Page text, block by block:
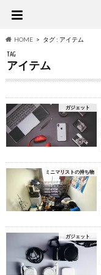
HOME タグ : アイテム
TAG
アイテム
ガジェット
ミニマリストの持ち物
ガジェット